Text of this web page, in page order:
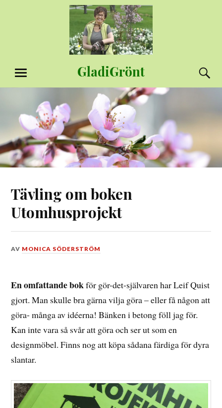
GladiGrönt
MENY
Tävling om boken
Utomhusprojekt
DEN
2016
AV MONICA SÖDERSTRÖM
En omfattande bokför gör-det-självaren har Leif Quist
gjort. Man skulle bra gärna vilja göra – eller få någon att
göra- många av idéerna! Bänken i betong föll jag för.
Kan inte vara så svår att göra och ser ut som en
designmöbel. Finns nog att köpa sådana färdiga för dyra
slantar.